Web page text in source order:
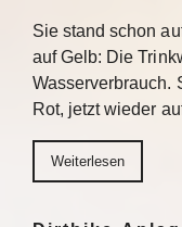
Sie stand schon
auf Gelb: Die
Wasserverbrauch.
Rot, jetzt wieder
Weiterlesen